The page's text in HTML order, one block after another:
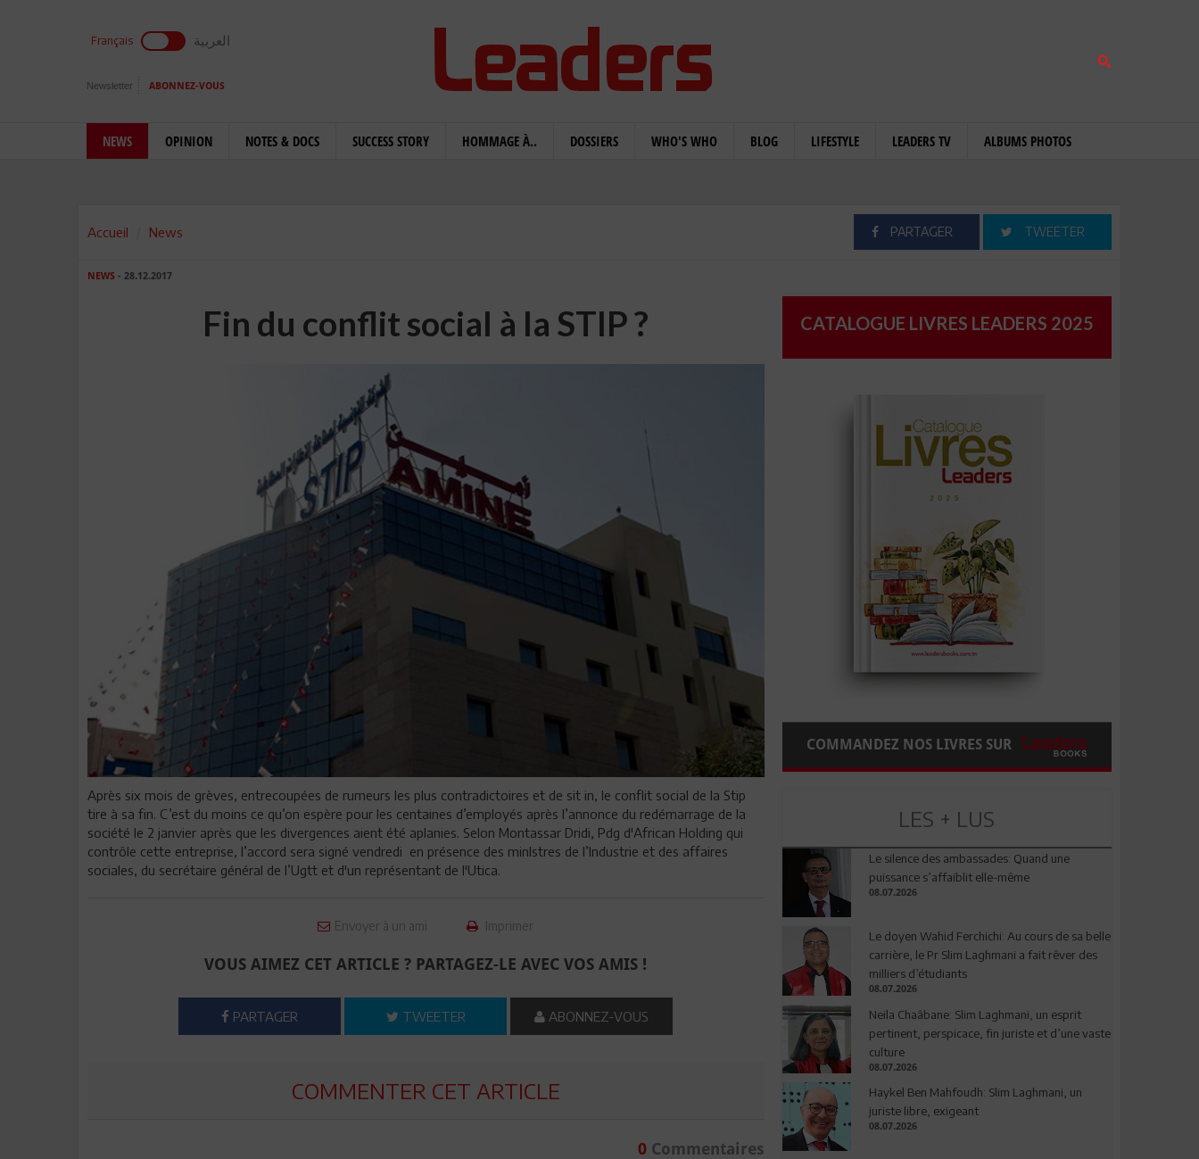
Français العربية
Newsletter ABONNEZ-VOUS
NEWS OPINION NOTES & DOCS SUCCESS STORY HOMMAGE À.. DOSSIERS WHO'S WHO BLOG LIFESTYLE LEADERS TV ALBUMS PHOTOS
Accueil News PARTAGER TWEETER
NEWS - 28.12.2017
Fin du conflit social à la STIP ?
Après six mois de grèves, entrecoupées de rumeurs les plus contradictoires et de sit in, le conflit social de la Stip
tire à sa fin. C’est du moins ce qu’on espère pour les centaines d’employés après l’annonce du redémarrage de la
société le 2 janvier après que les divergences aient été aplanies. Selon Montassar Dridi, Pdg d'African Holding qui
contrôle cette entreprise, l’accord sera signé vendredi en présence des minIstres de l’Industrie et des affaires
sociales, du secrétaire général de l’Ugtt et d'un représentant de l'Utica.
Envoyer à un ami Imprimer
VOUS AIMEZ CET ARTICLE ? PARTAGEZ-LE AVEC VOS AMIS !
PARTAGER TWEETER ABONNEZ-VOUS
COMMENTER CET ARTICLE
0Commentaires
CATALOGUE LIVRES LEADERS 2025
COMMANDEZ NOS LIVRES SUR
LES + LUS
Le silence des ambassades: Quand une
puissance s’affaiblit elle-même
08.07.2026
Le doyen Wahid Ferchichi: Au cours de sa belle
carrière, le Pr Slim Laghmani a fait rêver des
milliers d’étudiants
08.07.2026
Neila Chaâbane: Slim Laghmani, un esprit
pertinent, perspicace, fin juriste et d’une vaste
culture
08.07.2026
Haykel Ben Mahfoudh: Slim Laghmani, un
juriste libre, exigeant
08.07.2026